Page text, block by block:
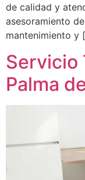
de calidad y
asesoramiento
mantenimiento y
Servicio
Palma